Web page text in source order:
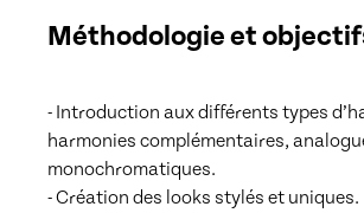
Méthodologie et
- Introduction aux différents types
harmonies complémentaires,
monochromatiques.
- Création des looks stylés et uniques.